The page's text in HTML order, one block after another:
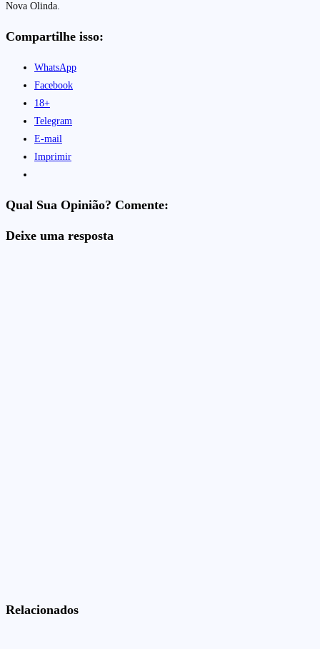
Nova Olinda.
Compartilhe isso:
WhatsApp
Facebook
18+
Telegram
E-mail
Imprimir
Qual Sua Opinião? Comente:
Deixe uma resposta
Relacionados